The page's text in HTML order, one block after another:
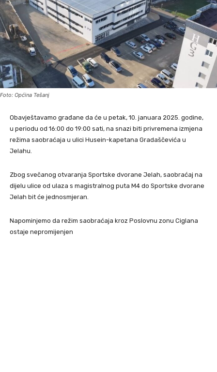
Foto: Općina Tešanj
Obavještavamo građane da će u petak, 10. januara 2025. godine,
u periodu od 16:00 do 19:00 sati, na snazi biti privremena izmjena
režima saobraćaja u ulici Husein-kapetana Gradaščevića u
Jelahu.
Zbog svečanog otvaranja Sportske dvorane Jelah, saobraćaj na
dijelu ulice od ulaza s magistralnog puta M4 do Sportske dvorane
Jelah bit će jednosmjeran.
Napominjemo da režim saobraćaja kroz Poslovnu zonu Ciglana
ostaje nepromijenjen